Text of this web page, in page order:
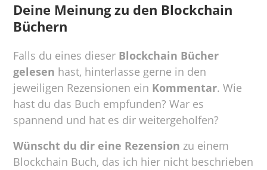
Deine Meinung zu den Blockchain
Büchern
Falls du eines dieser Blockchain Bücher
gelesen hast, hinterlasse gerne in den
jeweiligen Rezensionen ein Kommentar. Wie
hast du das Buch empfunden? War es
spannend und hat es dir weitergeholfen?
Wünscht du dir eine Rezension zu einem
Blockchain Buch, das ich hier nicht beschrieben